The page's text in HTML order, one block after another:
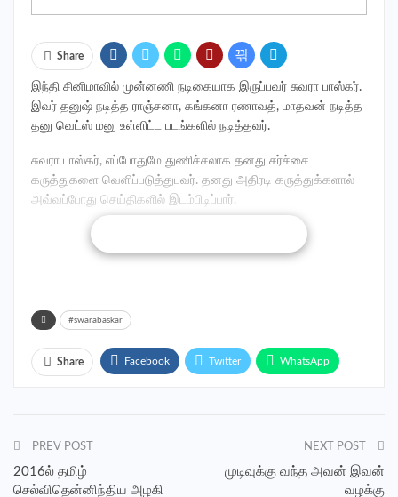
Share
இந்தி சினிமாவில் முன்னணி நடிகையாக இருப்பவர் சுவரா பாஸ்கர்.
இவர் தனுஷ் நடித்த ராஞ்சனா, கங்கனா ரணாவத், மாதவன் நடித்த
தனு வெட்ஸ் மனு உள்ளிட்ட படங்களில் நடித்தவர்.
சுவரா பாஸ்கர், எப்போதுமே துணிச்சலாக தனது சர்ச்சை
கருத்துகளை வெளிப்படுத்துபவர். தனது அதிரடி கருத்துக்களால்
அவ்வப்போது செய்திகளில் இடம்பிடிப்பார்.
RELATED POSTS
அரசியல் பேசும்’ மக்கள் காவலன்’ படத்தில்
தற்போது அவர் தெரிவித்த கருத்து ஒன்று சமூகவலைதளங்களில்
அவருக்கு எதிராக கடந்த சில நாட்களாககடும் கொந்தளிப்பை
ஏற்படுத்தியுள்ளது. முக்கியமாக சுவரா பாஸ்கரை கைது செய்யக்
#swarabaskar
Share Facebook Twitter WhatsApp
PREV POST
2016ல் தமிழ்
செல்விதென்னிந்திய அழகி
NEXT POST
முடிவுக்கு வந்த அவன் இவன்
வழக்கு